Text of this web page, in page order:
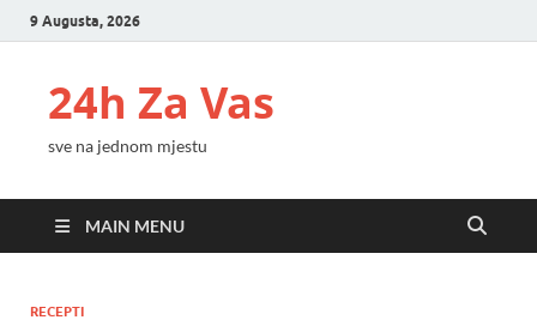
9 Augusta, 2026
24h Za Vas
sve na jednom mjestu
MAIN MENU
RECEPTI